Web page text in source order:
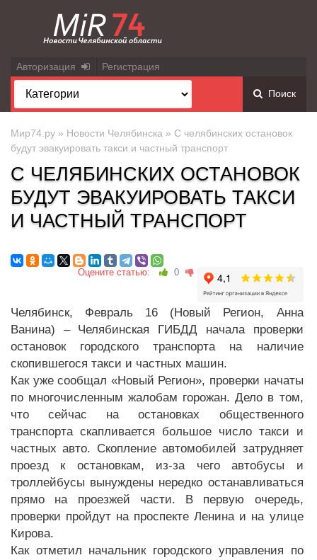
Авторизация Регистрация
Поиск
Мир74.ру » Новости Челябинска » С челябинских остановок
будут эвакуировать такси и частный транспорт
С ЧЕЛЯБИНСКИХ ОСТАНОВОК
БУДУТ ЭВАКУИРОВАТЬ ТАКСИ
И ЧАСТНЫЙ ТРАНСПОРТ
Оцените статью: 0
Челябинск, Февраль 16 (Новый Регион, Анна
Ванина) – Челябинская ГИБДД начала проверки
остановок городского транспорта на наличие
скопившегося такси и частных машин.
Как уже сообщал «Новый Регион», проверки начаты
по многочисленным жалобам горожан. Дело в том,
что сейчас на остановках общественного
транспорта скапливается большое число такси и
частных авто. Скопление автомобилей затрудняет
проезд к остановкам, из-за чего автобусы и
троллейбусы вынуждены нередко останавливаться
прямо на проезжей части. В первую очередь,
проверки пройдут на проспекте Ленина и на улице
Кирова.
Как отметил начальник городского управления по